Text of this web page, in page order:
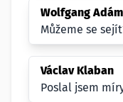
Wolfgang
Můžeme se
Václav Klaban
Poslal jsem